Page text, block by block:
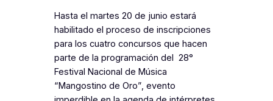
Hasta el martes 20 de junio estará
habilitado el proceso de inscripciones
para los cuatro concursos que hacen
parte de la programación del 28°
Festival Nacional de Música
“Mangostino de Oro”, evento